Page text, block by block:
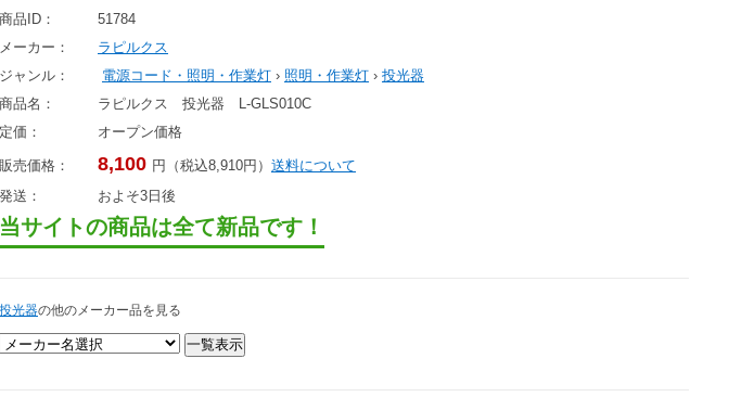
商品ID：
51784
メーカー：
ラピルクス
ジャンル：
電源コード・照明・作業灯 › 照明・作業灯 › 投光器
商品名：
ラピルクス 投光器 L-GLS010C
定価：
オープン価格
販売価格： 8,100 円（税込8,910円） 送料について
発送：
およそ3日後
当サイトの商品は全て新品です！
投光器の他のメーカー品を見る